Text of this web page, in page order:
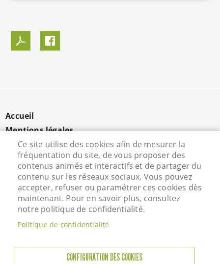
MENU
PIED
PAGE
Accueil
Mentions légales
Données personnelles
Cookies
Contact
S'identifier
Hôtel de Ville - Rue Vieille Saint Martin - 95800
Courdimanche - Tél. 01 34 46 72 00
Horaires d'ouverture
Ce site utilise des cookies afin de mesurer la
fréquentation du site, de vous proposer des
contenus animés et interactifs et de partager du
contenu sur les réseaux sociaux. Vous pouvez
accepter, refuser ou paramétrer ces cookies dès
maintenant. Pour en savoir plus, consultez
notre politique de confidentialité.
Politique de confidentialité
CONFIGURATION DES COOKIES